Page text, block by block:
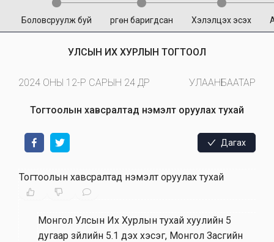
Боловсруулж буй Өргөн баригдсан Хэлэлцэх эсэх
УЛСЫН ИХ ХУРЛЫН ТОГТООЛ
2024 ОНЫ 12-Р САРЫН 24 ӨДӨР УЛААНБААТАР
Тогтоолын хавсралтад нэмэлт оруулах тухай
Дагах
Тогтоолын хавсралтад нэмэлт оруулах тухай
Монгол Улсын Их Хурлын тухай хуулийн 5
дугаар зүйлийн 5.1 дэх хэсэг, Монгол Засгийн